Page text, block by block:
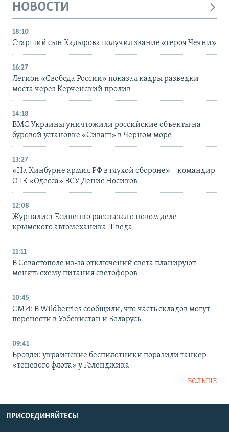
НОВОСТИ
18:10
Старший сын Кадырова получил звание «героя Чечни»
16:27
Легион «Свобода России» показал кадры разведки
моста через Керченский пролив
14:18
ВМС Украины уничтожили российские объекты на
буровой установке «Сиваш» в Черном море
13:27
«На Кинбурне армия РФ в глухой обороне» – командир
ОТК «Одесса» ВСУ Денис Носиков
12:08
Журналист Есипенко рассказал о новом деле
крымского автомеханика Шведа
11:11
В Севастополе из-за отключений света планируют
менять схему питания светофоров
10:45
СМИ: В Wildberries сообщили, что часть складов могут
перенести в Узбекистан и Беларусь
09:41
Бровди: украинские беспилотники поразили танкер
«теневого флота» у Геленджика
БОЛЬШЕ
ПРИСОЕДИНЯЙТЕСЬ!